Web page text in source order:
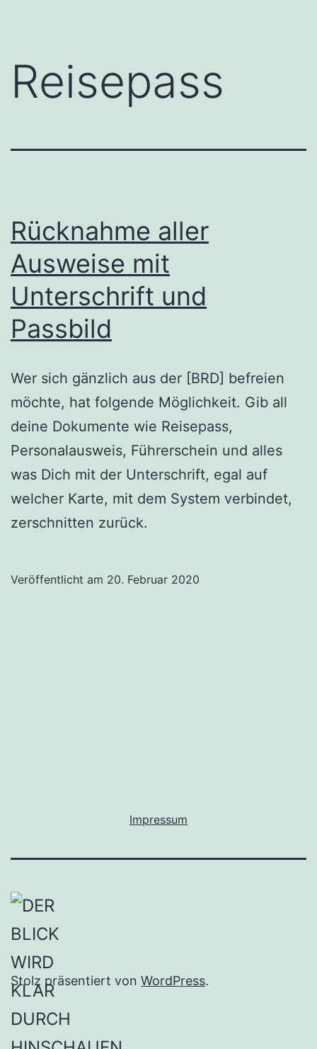
Reisepass
Rücknahme aller
Ausweise mit
Unterschrift und
Passbild
Wer sich gänzlich aus der [BRD] befreien
möchte, hat folgende Möglichkeit. Gib all
deine Dokumente wie Reisepass,
Personalausweis, Führerschein und alles
was Dich mit der Unterschrift, egal auf
welcher Karte, mit dem System verbindet,
zerschnitten zurück.
Veröffentlicht am 20. Februar 2020
Impressum
Stolz präsentiert von WordPress.